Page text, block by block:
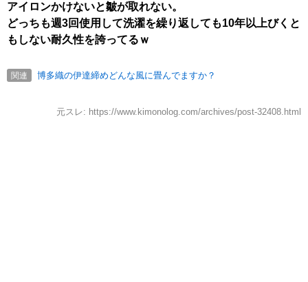
アイロンかけないと皺が取れない。
どっちも週3回使用して洗濯を繰り返しても10年以上びくと
もしない耐久性を誇ってるｗ
関連 博多織の伊達締めどんな風に畳んでますか？
元スレ: https://www.kimonolog.com/archives/post-32408.html